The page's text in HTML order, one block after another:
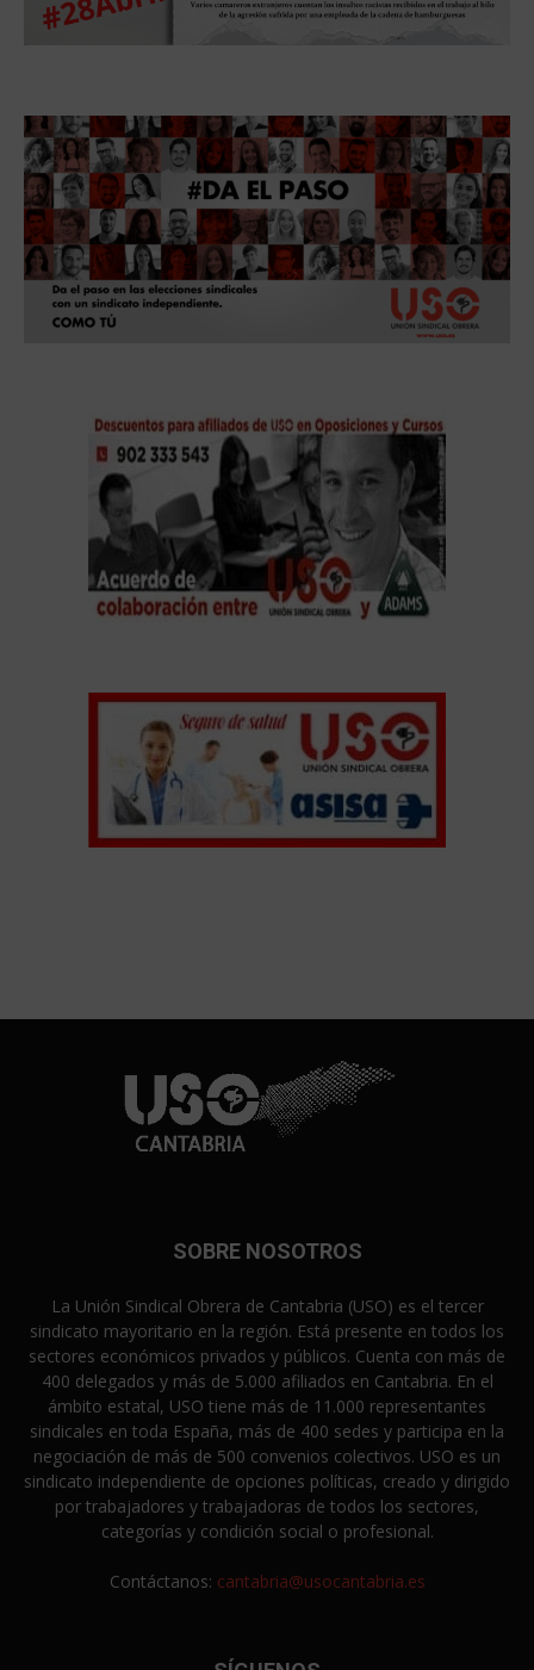
SOBRE NOSOTROS
La Unión Sindical Obrera de Cantabria (USO) es el tercer
sindicato mayoritario en la región. Está presente en todos los
sectores económicos privados y públicos. Cuenta con más de
400 delegados y más de 5.000 afiliados en Cantabria. En el
ámbito estatal, USO tiene más de 11.000 representantes
sindicales en toda España, más de 400 sedes y participa en la
negociación de más de 500 convenios colectivos. USO es un
sindicato independiente de opciones políticas, creado y dirigido
por trabajadores y trabajadoras de todos los sectores,
categorías y condición social o profesional.
Contáctanos: cantabria@usocantabria.es